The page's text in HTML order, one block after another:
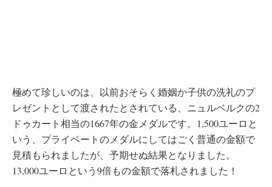
極めて珍しいのは、以前おそらく婚姻か子供の洗礼のプ
レゼントとして渡されたとされている、ニュルベルクの2
ドゥカート相当の1667年の金メダルです。1,500ユーロと
いう、プライベートのメダルにしてはごく普通の金額で
見積もられましたが、予期せぬ結果となりました。
13,000ユーロという9倍もの金額で落札されました！